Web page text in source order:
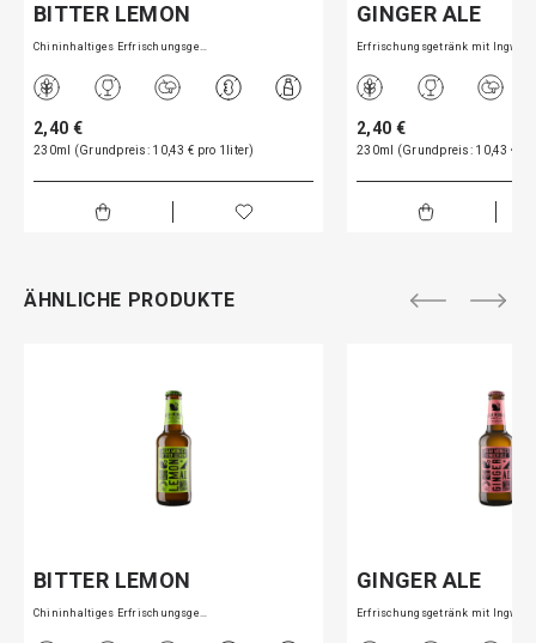
BITTER LEMON
Chininhaltiges Erfrischungsge…
2,40 €
230ml (Grundpreis: 10,43 € pro 1liter)
GINGER ALE
Erfrischungsgetränk mit Ingwe…
2,40 €
230ml (Grundpreis: 10,43 €
ÄHNLICHE PRODUKTE
BITTER LEMON
Chininhaltiges Erfrischungsge…
GINGER ALE
Erfrischungsgetränk mit Ingwe…